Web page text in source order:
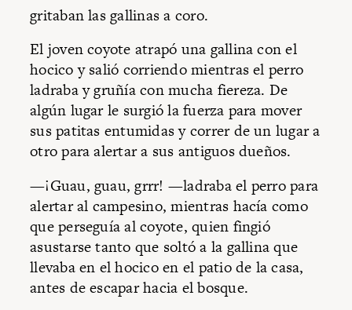
gritaban las gallinas a coro.
El joven coyote atrapó una gallina con el
hocico y salió corriendo mientras el perro
ladraba y gruñía con mucha fiereza. De
algún lugar le surgió la fuerza para mover
sus patitas entumidas y correr de un lugar a
otro para alertar a sus antiguos dueños.
—¡Guau, guau, grrr! —ladraba el perro para
alertar al campesino, mientras hacía como
que perseguía al coyote, quien fingió
asustarse tanto que soltó a la gallina que
llevaba en el hocico en el patio de la casa,
antes de escapar hacia el bosque.